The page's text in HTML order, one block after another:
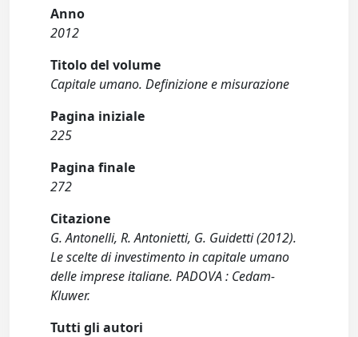
Anno
2012
Titolo del volume
Capitale umano. Definizione e misurazione
Pagina iniziale
225
Pagina finale
272
Citazione
G. Antonelli, R. Antonietti, G. Guidetti (2012).
Le scelte di investimento in capitale umano
delle imprese italiane. PADOVA : Cedam-
Kluwer.
Tutti gli autori